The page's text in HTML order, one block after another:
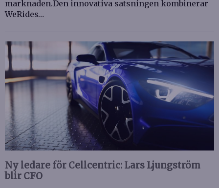
marknaden.Den innovativa satsningen kombinerar
WeRides…
Ny ledare för Cellcentric: Lars Ljungström
blir CFO